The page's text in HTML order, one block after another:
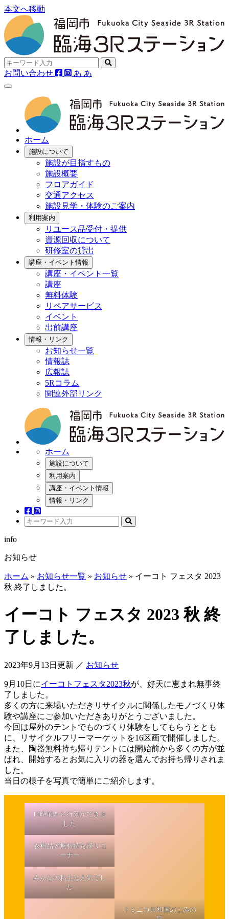
本文へ移動
お問い合わせ あ あ
ホーム
施設について
施設が目指すもの
施設概要
フロアガイド
交通アクセス
施設見学・体験のご案内
利用案内
リユース品受付・提供
資源回収について
研修室の貸出
講座・イベント情報
講座・イベント一覧
講座
無料体験
リペアサービス
イベント
出前講座
情報・リンク
お知らせ一覧
情報誌
広報誌
5Rコラム
関連外部リンク
ホーム
施設について
利用案内
講座・イベント情報
情報・リンク
info
お知らせ
ホーム » お知らせ一覧 » お知らせ » イーコト フェスタ 2023
秋 終了しました。
イーコト フェスタ 2023 秋 終
了しました。
2023年9月13日更新 ／ お知らせ
9月10日にイーコトフェスタ2023秋が、好天に恵まれ無事終
了しました。
多くの方に来場いただきリサイクルに関係したモノづくり体
験や講座にご参加いただきありがとうございました。
今回は屋外のテントでものづくり体験をしてもらうととも
に、リサイクルフリーマーケットを16区画で開催しました。
また、陶器無料持ち帰りテントには開始前から多くの方が並
ばれ、開始するとお気に入りの器を選んでお持ち帰りされま
した。
当日の様子を写真で簡単にご紹介します。
10時前から行列ができま
した
衣料品の無料持ち帰りコ
ーナー
みんなの粘土は人気でし
た
ドミニカ共和国のごみの